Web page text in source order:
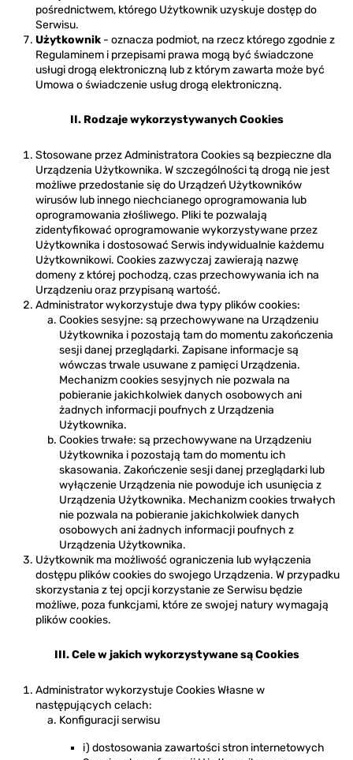
pośrednictwem, którego Użytkownik uzyskuje dostęp do
Serwisu.
Użytkownik - oznacza podmiot, na rzecz którego zgodnie z
Regulaminem i przepisami prawa mogą być świadczone
usługi drogą elektroniczną lub z którym zawarta może być
Umowa o świadczenie usług drogą elektroniczną.
II. Rodzaje wykorzystywanych Cookies
Stosowane przez Administratora Cookies są bezpieczne dla
Urządzenia Użytkownika. W szczególności tą drogą nie jest
możliwe przedostanie się do Urządzeń Użytkowników
wirusów lub innego niechcianego oprogramowania lub
oprogramowania złośliwego. Pliki te pozwalają
zidentyfikować oprogramowanie wykorzystywane przez
Użytkownika i dostosować Serwis indywidualnie każdemu
Użytkownikowi. Cookies zazwyczaj zawierają nazwę
domeny z której pochodzą, czas przechowywania ich na
Urządzeniu oraz przypisaną wartość.
Administrator wykorzystuje dwa typy plików cookies:
Cookies sesyjne: są przechowywane na Urządzeniu
Użytkownika i pozostają tam do momentu zakończenia
sesji danej przeglądarki. Zapisane informacje są
wówczas trwale usuwane z pamięci Urządzenia.
Mechanizm cookies sesyjnych nie pozwala na
pobieranie jakichkolwiek danych osobowych ani
żadnych informacji poufnych z Urządzenia
Użytkownika.
Cookies trwałe: są przechowywane na Urządzeniu
Użytkownika i pozostają tam do momentu ich
skasowania. Zakończenie sesji danej przeglądarki lub
wyłączenie Urządzenia nie powoduje ich usunięcia z
Urządzenia Użytkownika. Mechanizm cookies trwałych
nie pozwala na pobieranie jakichkolwiek danych
osobowych ani żadnych informacji poufnych z
Urządzenia Użytkownika.
Użytkownik ma możliwość ograniczenia lub wyłączenia
dostępu plików cookies do swojego Urządzenia. W przypadku
skorzystania z tej opcji korzystanie ze Serwisu będzie
możliwe, poza funkcjami, które ze swojej natury wymagają
plików cookies.
III. Cele w jakich wykorzystywane są Cookies
Administrator wykorzystuje Cookies Własne w
następujących celach:
Konfiguracji serwisu
i) dostosowania zawartości stron internetowych